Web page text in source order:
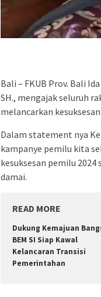
Bali – FKUB Prov. Bali
SH., mengajak seluruh
melancarkan
Dalam statement nya
kampanye pemilu kita
kesuksesan pemilu
damai.
READ MORE
Dukung Kemajuan
BEM SI Siap Kawal
Kelancaran Transisi
Pemerintahan